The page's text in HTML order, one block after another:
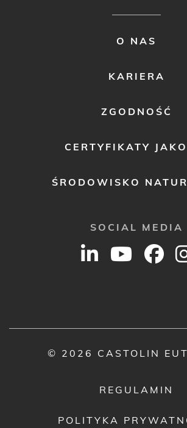
O NAS
KARIERA
ZGODNOŚĆ
CERTYFIKATY
ŚRODOWISKO
SOCIAL MEDIA
© 2026 CASTOLIN
REGULAMIN
POLITYKA